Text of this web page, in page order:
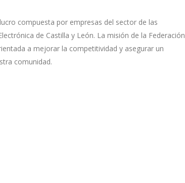
compuesta por empresas del sector de las
de Castilla y León. La misión de la Federación
a mejorar la competitividad y asegurar un
comunidad.